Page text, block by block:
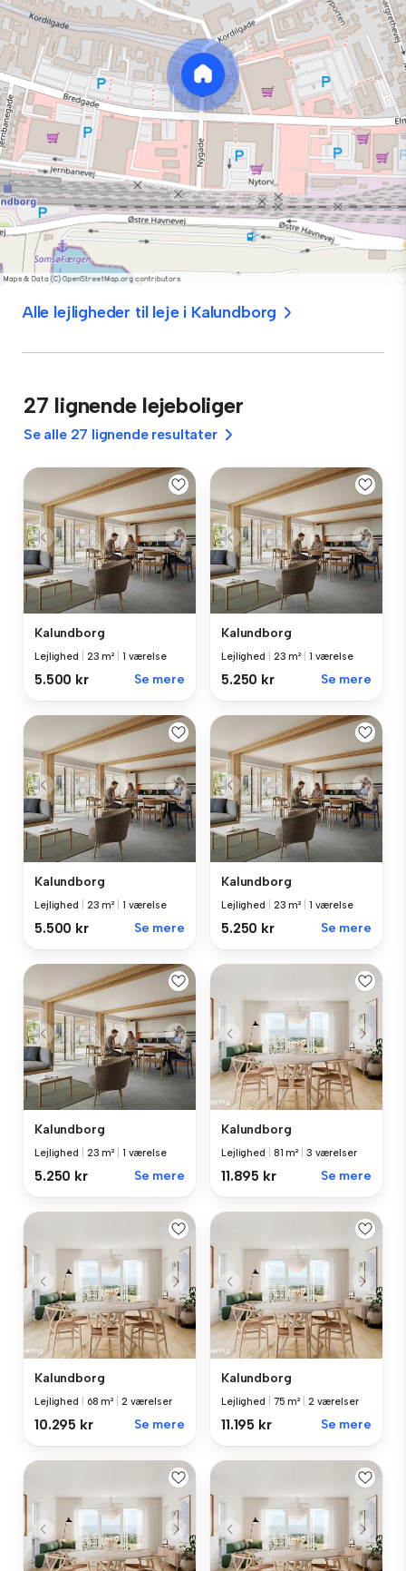
Alle lejligheder til leje i Kalundborg
27 lignende lejeboliger
Se alle 27 lignende resultater
Kalundborg
Lejlighed 23 m² 1 værelse
5.500 kr Se mere
Kalundborg
Lejlighed 23 m² 1 værelse
5.250 kr Se mere
Kalundborg
Lejlighed 23 m² 1 værelse
5.500 kr Se mere
Kalundborg
Lejlighed 23 m² 1 værelse
5.250 kr Se mere
Kalundborg
Lejlighed 23 m² 1 værelse
5.250 kr Se mere
Kalundborg
Lejlighed 81 m² 3 værelser
11.895 kr Se mere
Kalundborg
Lejlighed 68 m² 2 værelser
10.295 kr Se mere
Kalundborg
Lejlighed 75 m² 2 værelser
11.195 kr Se mere